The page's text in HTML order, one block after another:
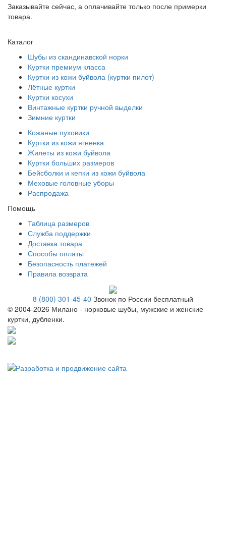
Заказывайте сейчас, а оплачивайте только после примерки
товара.
Каталог
Шубы из скандинавской норки
Куртки премиум класса
Куртки из кожи буйвола (куртки пилот)
Лётные куртки
Куртки косухи
Винтажные куртки ручной выделки
Зимние куртки
Кожаные пуховики
Куртки из кожи ягненка
Жилеты из кожи буйвола
Куртки больших размеров
Бейсболки и кепки из кожи буйвола
Меховые головные уборы
Распродажа
Помощь
Таблица размеров
Служба поддержки
Доставка товара
Способы оплаты
Безопасность платежей
Правила возврата
8 (800) 301-45-40 Звонок по России бесплатный
© 2004-2026 Милано - норковые шубы, мужские и женские
куртки, дубленки.